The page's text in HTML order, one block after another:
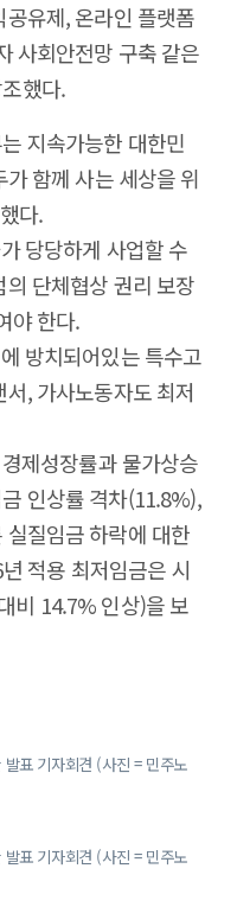
유제, 온라인 플랫폼
사회안전망 구축 같은
했다.
지속가능한 대한민
함께 사는 세상을 위
다.
당당하게 사업할 수
의 단체협상 권리 보장
야 한다.
방치되어있는 특수고
, 가사노동자도 최저
제성장률과 물가상승
인상률 격차(11.8%),
질임금 하락에 대한
적용 최저임금은 시
비 14.7% 인상)을 보
표 기자회견 (사진 = 민주노
표 기자회견 (사진 = 민주노